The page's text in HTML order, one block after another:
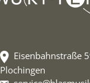
Eisenbahnstraße
Plochingen